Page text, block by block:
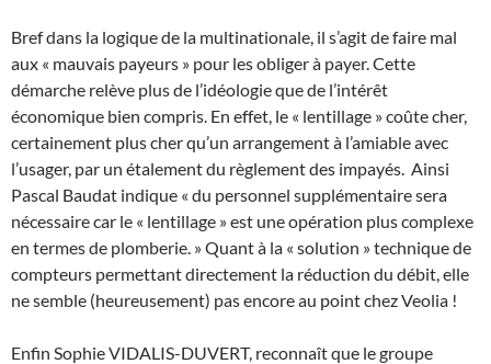
Bref dans la logique de la multinationale, il s’agit de faire mal
aux « mauvais payeurs » pour les obliger à payer. Cette
démarche relève plus de l’idéologie que de l’intérêt
économique bien compris. En effet, le « lentillage » coûte cher,
certainement plus cher qu’un arrangement à l’amiable avec
l’usager, par un étalement du règlement des impayés. Ainsi
Pascal Baudat indique « du personnel supplémentaire sera
nécessaire car le « lentillage » est une opération plus complexe
en termes de plomberie. » Quant à la « solution » technique de
compteurs permettant directement la réduction du débit, elle
ne semble (heureusement) pas encore au point chez Veolia !
Enfin Sophie VIDALIS-DUVERT, reconnaît que le groupe